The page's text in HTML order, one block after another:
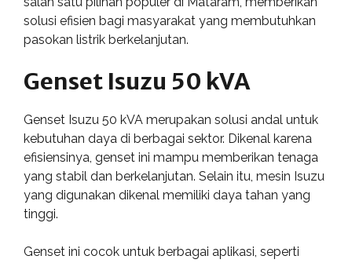
solusi efisien bagi masyarakat yang membutuhkan
pasokan listrik berkelanjutan.
Genset Isuzu 50 kVA
Genset Isuzu 50 kVA merupakan solusi andal untuk
kebutuhan daya di berbagai sektor. Dikenal karena
efisiensinya, genset ini mampu memberikan tenaga
yang stabil dan berkelanjutan. Selain itu, mesin Isuzu
yang digunakan dikenal memiliki daya tahan yang
tinggi.
Genset ini cocok untuk berbagai aplikasi, seperti